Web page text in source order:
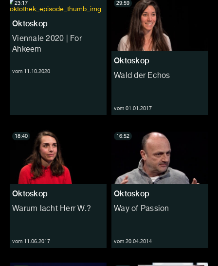
Oktoskop
Viennale 2020 | For
Ahkeem
vom 11.10.2020
23:17
Oktoskop
Wald der Echos
vom 01.01.2017
29:59
Oktoskop
Warum lacht Herr W.?
vom 11.06.2017
18:40
Oktoskop
Way of Passion
vom 20.04.2014
16:52